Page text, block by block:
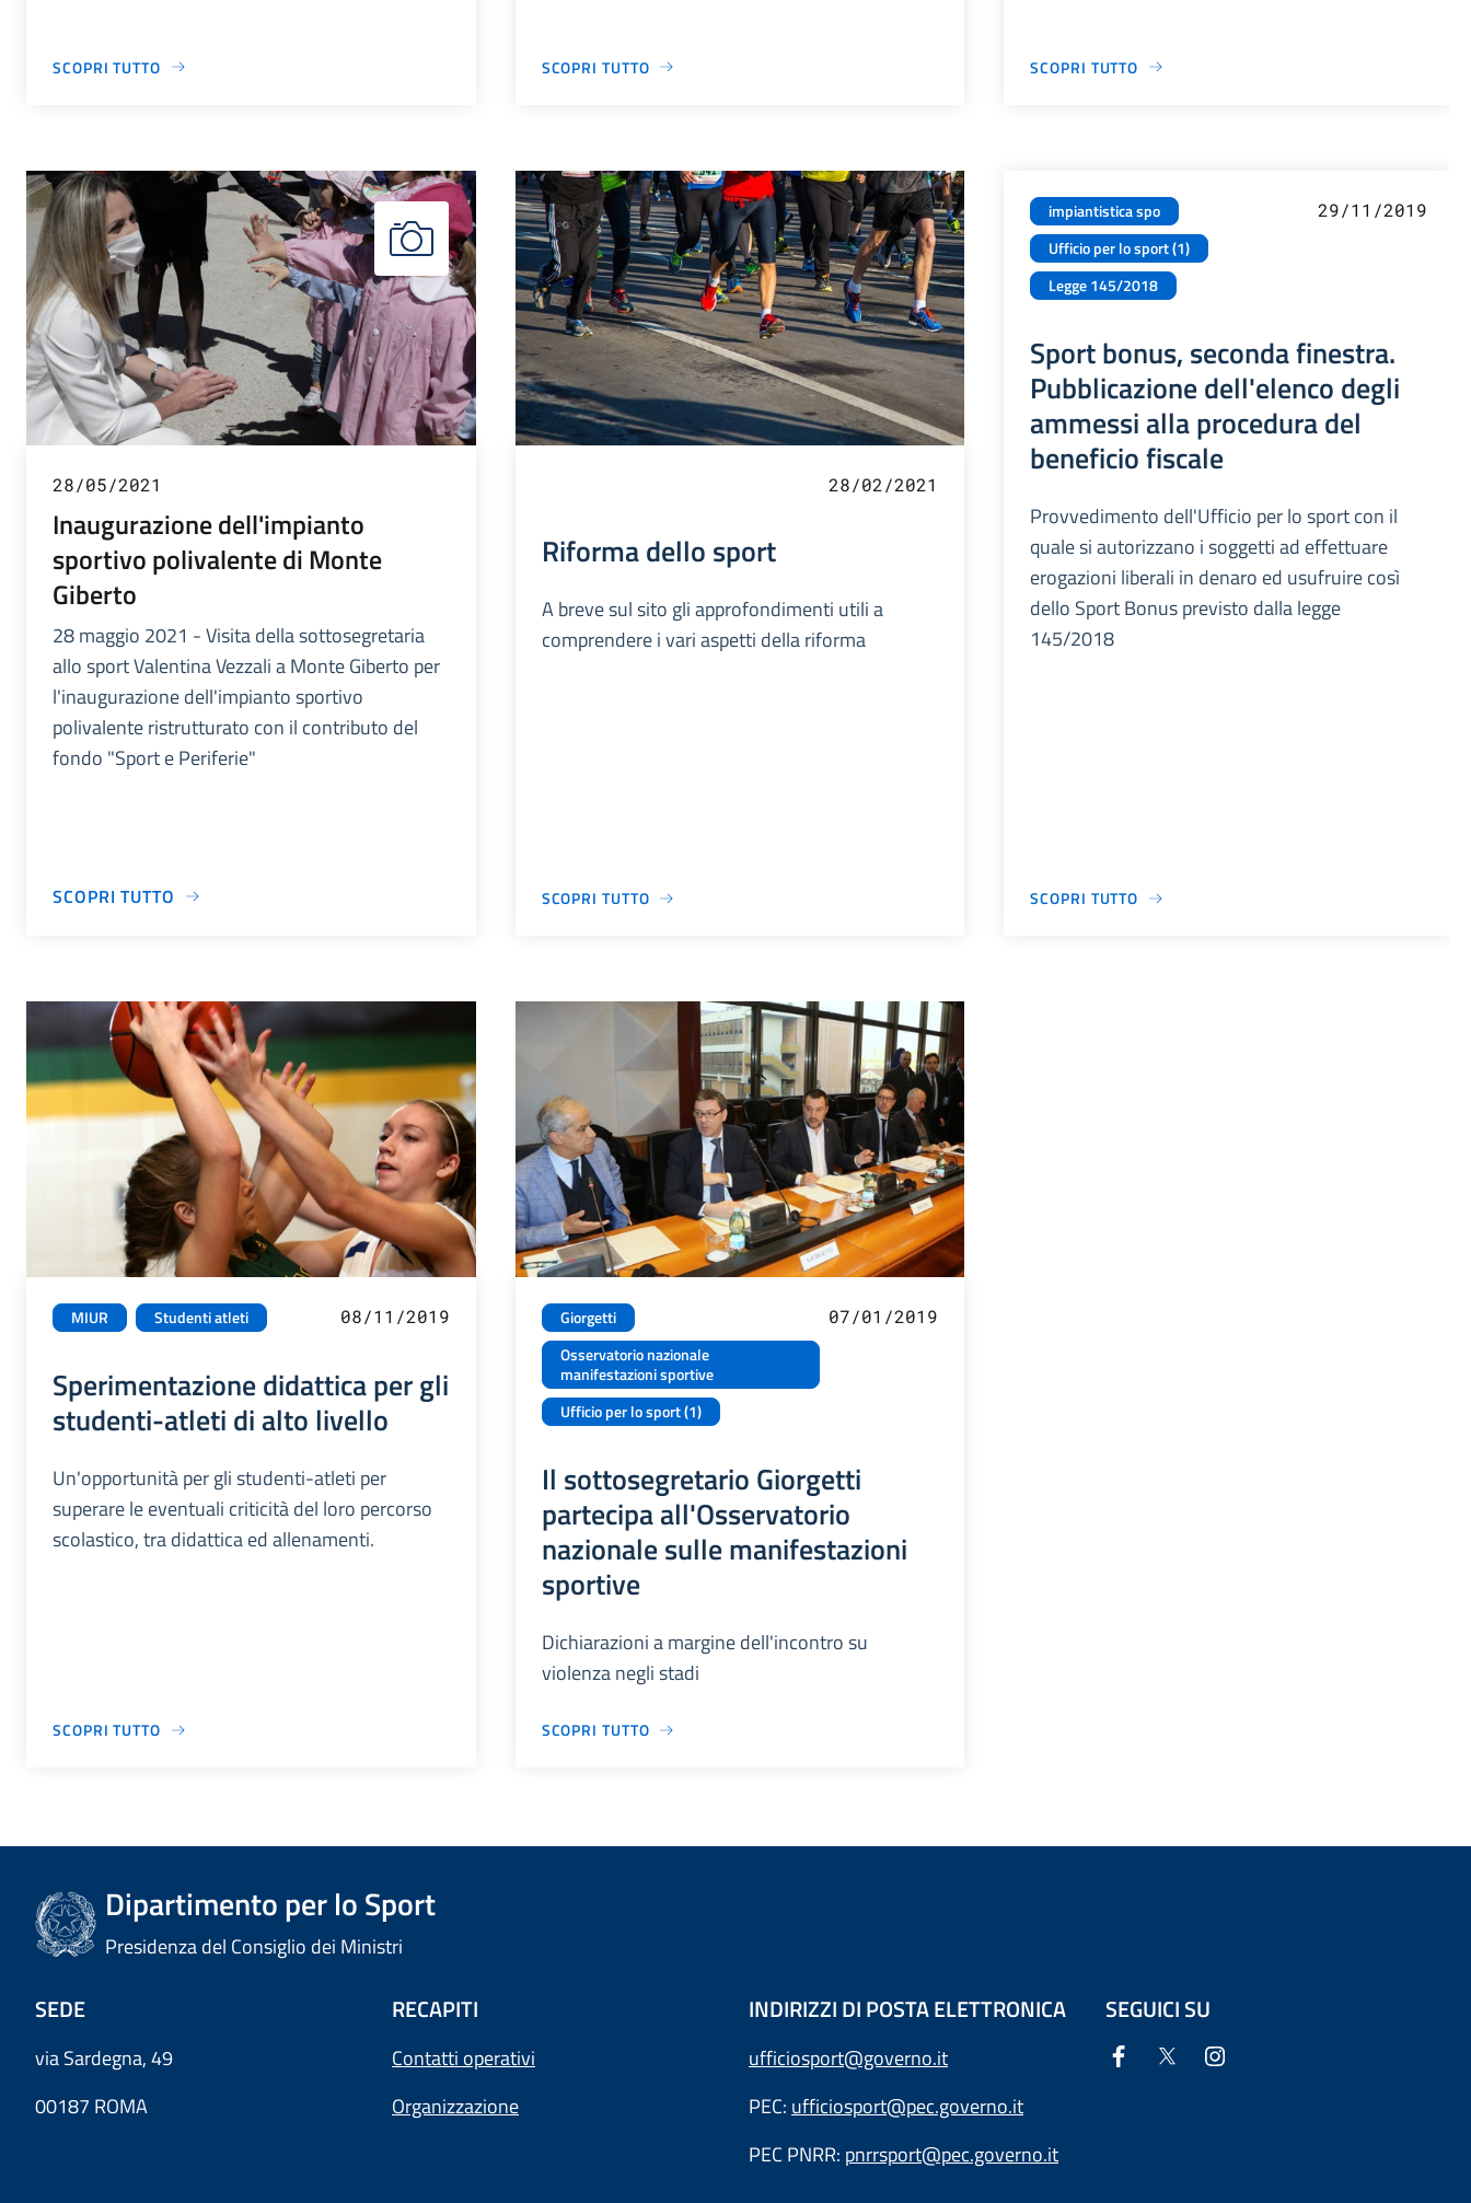
SCOPRI TUTTO SCOPRI TUTTO SCOPRI TUTTO
28/05/2021
Inaugurazione dell'impianto
sportivo polivalente di Monte
Giberto
28 maggio 2021 - Visita della sottosegretaria
allo sport Valentina Vezzali a Monte Giberto per
l'inaugurazione dell'impianto sportivo
polivalente ristrutturato con il contributo del
fondo "Sport e Periferie"
SCOPRI TUTTO
28/02/2021
Riforma dello sport
A breve sul sito gli approfondimenti utili a
comprendere i vari aspetti della riforma
SCOPRI TUTTO
impiantistica spo
Ufficio per lo sport (1)
Legge 145/2018
29/11/2019
Sport bonus, seconda finestra.
Pubblicazione dell'elenco degli
ammessi alla procedura del
beneficio fiscale
Provvedimento dell'Ufficio per lo sport con il
quale si autorizzano i soggetti ad effettuare
erogazioni liberali in denaro ed usufruire così
dello Sport Bonus previsto dalla legge
145/2018
SCOPRI TUTTO
MIUR Studenti atleti 08/11/2019
Sperimentazione didattica per gli
studenti-atleti di alto livello
Un'opportunità per gli studenti-atleti per
superare le eventuali criticità del loro percorso
scolastico, tra didattica ed allenamenti.
SCOPRI TUTTO
Giorgetti
Osservatorio nazionale
manifestazioni sportive
Ufficio per lo sport (1)
07/01/2019
Il sottosegretario Giorgetti
partecipa all'Osservatorio
nazionale sulle manifestazioni
sportive
Dichiarazioni a margine dell'incontro su
violenza negli stadi
SCOPRI TUTTO
Dipartimento per lo Sport
Presidenza del Consiglio dei Ministri
SEDE
via Sardegna, 49
00187 ROMA
RECAPITI
Contatti operativi
Organizzazione
INDIRIZZI DI POSTA ELETTRONICA
ufficiosport@governo.it
PEC: ufficiosport@pec.governo.it
PEC PNRR: pnrrsport@pec.governo.it
SEGUICI SU